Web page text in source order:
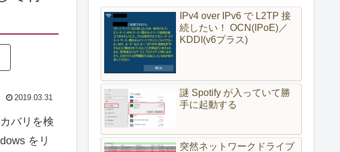
2019.03.31
バリを検
をリ
IPv4 over IPv6 で L2TP 接
続したい！ OCN(IPoE)／
KDDI(v6プラス)
謎 Spotify が入っていて勝
手に起動する
突然ネットワークドライブ